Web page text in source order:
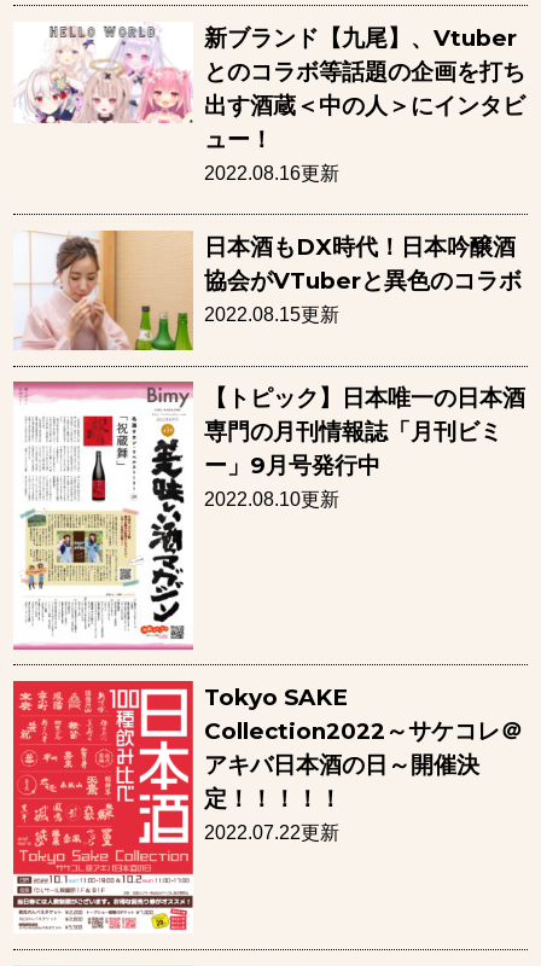
新ブランド【九尾】、Vtuber
とのコラボ等話題の企画を打ち
出す酒蔵＜中の人＞にインタビ
ュー！
2022.08.16更新
日本酒もDX時代！日本吟醸酒
協会がVTuberと異色のコラボ
2022.08.15更新
【トピック】日本唯一の日本酒
専門の月刊情報誌「月刊ビミ
ー」9月号発行中
2022.08.10更新
Tokyo SAKE
Collection2022～サケコレ＠
アキバ日本酒の日～開催決
定！！！！！
2022.07.22更新